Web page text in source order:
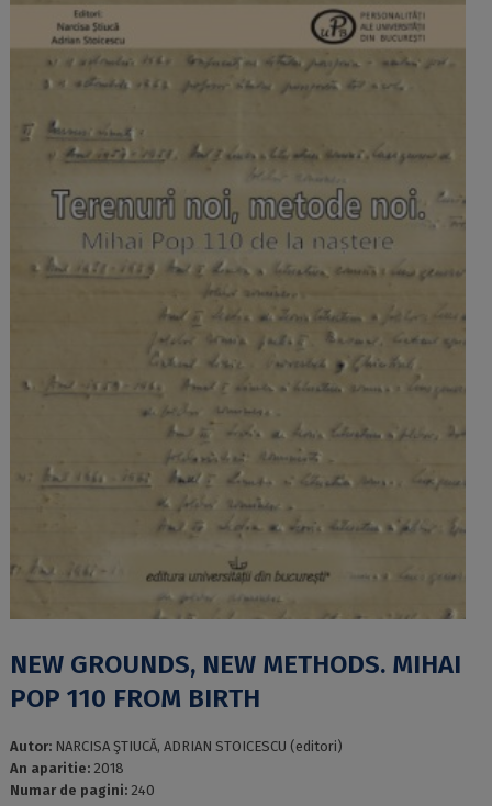
NEW GROUNDS, NEW METHODS. MIHAI
POP 110 FROM BIRTH
Autor: NARCISA ŞTIUCĂ, ADRIAN STOICESCU (editori)
An aparitie: 2018
Numar de pagini: 240